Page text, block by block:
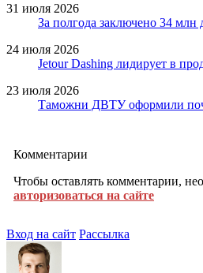
31 июля 2026
За полгода заключено 34
24 июля 2026
Jetour Dashing лидирует в
23 июля 2026
Таможни ДВТУ оформили
Комментарии
Чтобы оставлять комментарии,
авторизоваться на сайте
Вход на сайт Рассылка